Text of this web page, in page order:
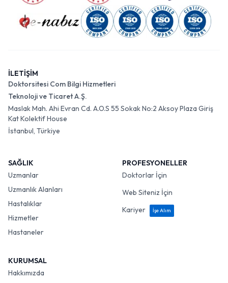
İLETİŞİM
Doktorsitesi Com Bilgi Hizmetleri
Teknoloji ve Ticaret A.Ş.
Maslak Mah. Ahi Evran Cd. A.O.S 55 Sokak No:2 Aksoy Plaza Giriş
Kat Kolektif House
İstanbul, Türkiye
SAĞLIK
Uzmanlar
Uzmanlık Alanları
Hastalıklar
Hizmetler
Hastaneler
PROFESYONELLER
Doktorlar İçin
Web Siteniz İçin
Kariyer
İşe Alım
KURUMSAL
Hakkımızda